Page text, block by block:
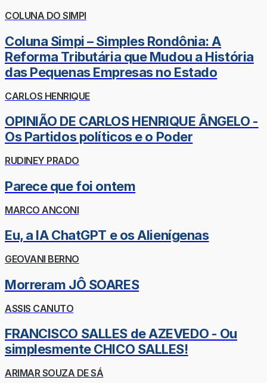
COLUNA DO SIMPI
Coluna Simpi – Simples Rondônia: A
Reforma Tributária que Mudou a História
das Pequenas Empresas no Estado
CARLOS HENRIQUE
OPINIÃO DE CARLOS HENRIQUE ÂNGELO -
Os Partidos políticos e o Poder
RUDINEY PRADO
Parece que foi ontem
MARCO ANCONI
Eu, a IA ChatGPT e os Alienígenas
GEOVANI BERNO
Morreram JÔ SOARES
ASSIS CANUTO
FRANCISCO SALLES de AZEVEDO - Ou
simplesmente CHICO SALLES!
ARIMAR SOUZA DE SÁ